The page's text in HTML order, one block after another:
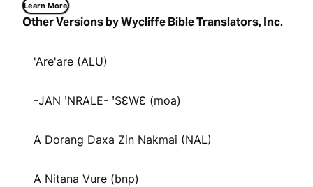
Learn More
Other Versions by Wycliffe Bible Translators, Inc.
'Are'are (ALU)
-JAN ꞌNRALE- ꞌSƐWƐ (moa)
A Dorang Daxa Zin Nakmai (NAL)
A Nitana Vure (bnp)